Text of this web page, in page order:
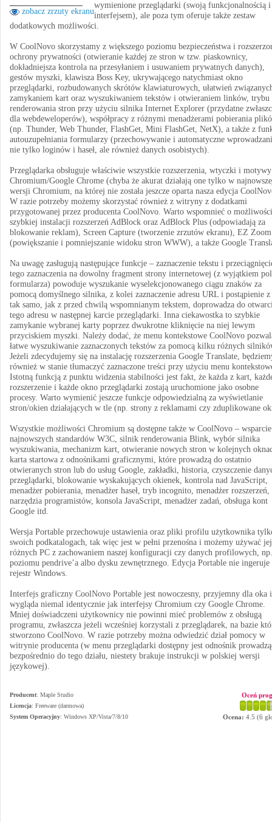
zobacz zrzuty ekranu
wymienione przeglądarki (swoją funkcjonalnością i
interfejsem), ale poza tym oferuje także zestaw
dodatkowych możliwości.
W CoolNovo skorzystamy z większego poziomu bezpieczeństwa i
ochrony prywatności (otwieranie każdej ze stron w tzw. piaskownicy,
dokładniejsza kontrola na przesyłaniem i usuwaniem prywatnych danych),
gestów myszki, klawisza Boss Key, ukrywającego natychmiast okno
przeglądarki, rozbudowanych skrótów klawiaturowych, ułatwień
zamykaniem kart oraz wyszukiwaniem tekstów i otwieraniem linków, trybu
renderowania stron przy użyciu silnika Internet Explorer (przydatne
dla webdeweloperów), współpracy z różnymi menadżerami pobierania
(np. Thunder, Web Thunder, FlashGet, Mini FlashGet, NetX), a także z
autouzupełniania formularzy (przechowywanie i automatyczne
nie tylko loginów i haseł, ale również danych osobistych).
Przeglądarka obsługuje właściwie wszystkie rozszerzenia, wtyczki i motywy
Chromium/Google Chrome (chyba że akurat działają one tylko w
wersji Chromium, na której nie została jeszcze oparta nasza edycja
W razie potrzeby możemy skorzystać również z witryny z dodatkami
przygotowanej przez producenta CoolNovo. Warto wspomnieć o możliwości
szybkiej instalacji rozszerzeń AdBlock oraz AdBlock Plus (odpowiadają za
blokowanie reklam), Screen Capture (tworzenie zrzutów ekranu), EZ Zoom
(powiększanie i pomniejszanie widoku stron WWW), a także Google
Na uwagę zasługują następujące funkcje – zaznaczenie tekstu i
tego zaznaczenia na dowolny fragment strony internetowej (z wyjątkiem
formularza) powoduje wyszukanie wyselekcjonowanego ciągu znaków za
pomocą domyślnego silnika, z kolei zaznaczenie adresu URL i postąpienie
tak samo, jak z przed chwilą wspomnianym tekstem, doprowadza do
tego adresu w następnej karcie przeglądarki. Inna ciekawostka to szybkie
zamykanie wybranej karty poprzez dwukrotne kliknięcie na niej lewym
przyciskiem myszki. Należy dodać, że menu kontekstowe CoolNovo
łatwe wyszukiwanie zaznaczonych tekstów za pomocą kilku różnych
Jeżeli zdecydujemy się na instalację rozszerzenia Google Translate,
również w stanie tłumaczyć zaznaczone treści przy użyciu menu
Istotną funkcją z punktu widzenia stabilności jest fakt, że każda z kart,
rozszerzenie i każde okno przeglądarki zostają uruchomione jako osobne
procesy. Warto wymienić jeszcze funkcje odpowiedzialną za wyświetlanie
stron/okien działających w tle (np. strony z reklamami czy zduplikowane
Wszystkie możliwości Chromium są dostępne także w CoolNovo –
najnowszych standardów W3C, silnik renderowania Blink, wybór silnika
wyszukiwania, mechanizm kart, otwieranie nowych stron w kolejnych
karta startowa z odnośnikami graficznymi, które prowadzą do ostatnio
otwieranych stron lub do usług Google, zakładki, historia, czyszczenie
przeglądarki, blokowanie wyskakujących okienek, kontrola nad JavaScript,
menadżer pobierania, menadżer haseł, tryb incognito, menadżer rozszerzeń,
narzędzia programistów, konsola JavaScript, menadżer zadań, obsługa kont
Google itd.
Wersja Portable przechowuje ustawienia oraz pliki profilu użytkownika
swoich podkatalogach, tak więc jest w pełni przenośna i możemy używać
różnych PC z zachowaniem naszej konfiguracji czy danych profilowych,
poziomu pendrive’a albo dysku zewnętrznego. Edycja Portable nie ingeruje
rejestr Windows.
Interfejs graficzny CoolNovo Portable jest nowoczesny, przyjemny dla oka i
wygląda niemal identycznie jak interfejsy Chromium czy Google Chrome.
Mniej doświadczeni użytkownicy nie powinni mieć problemów z obsługą
programu, zwłaszcza jeżeli wcześniej korzystali z przeglądarek, na bazie
stworzono CoolNovo. W razie potrzeby można odwiedzić dział pomocy w
witrynie producenta (w menu przeglądarki dostępny jest odnośnik
bezpośrednio do tego działu, niestety brakuje instrukcji w polskiej wersji
językowej).
Producent: Maple Studio
Licencja: Freeware (darmowa)
System Operacyjny: Windows XP/Vista/7/8/10
Oceń
Ocena: 4.5 (6